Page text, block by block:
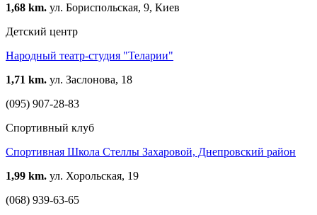
1,68 km. ул. Бориспольская, 9, Киев
Детский центр
Народный театр-студия "Теларии"
1,71 km. ул. Заслонова, 18
(095) 907-28-83
Спортивный клуб
Спортивная Школа Стеллы Захаровой, Днепровский район
1,99 km. ул. Хорольская, 19
(068) 939-63-65